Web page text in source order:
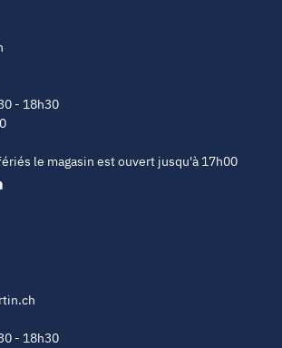
- 18h30
le magasin est ouvert jusqu'à 17h00
- 18h30